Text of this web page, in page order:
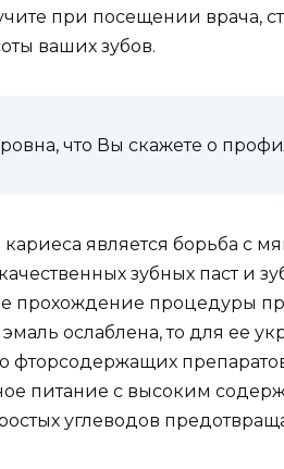
при посещении врача,
ваших зубов.
что Вы скажете о
является борьба с
зубных паст и
прохождение процедуры
эмаль ослаблена, то для ее
питание с высоким
углеводов